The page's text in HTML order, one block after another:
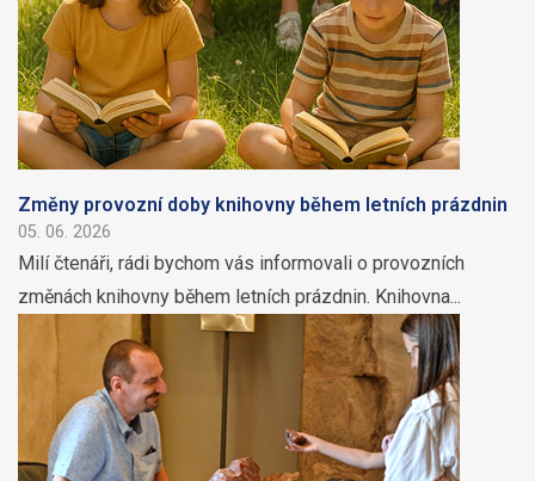
Změny provozní doby knihovny během letních prázdnin
05. 06. 2026
Milí čtenáři, rádi bychom vás informovali o provozních
změnách knihovny během letních prázdnin. Knihovna...